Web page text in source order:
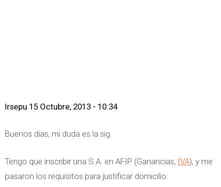
lrsepu 15 Octubre, 2013 - 10:34
Buenos dias, mi duda es la sig.
Tengo que inscribir una S.A. en AFIP (Ganancias, IVA), y me
pasaron los requisitos para justificar domicilio: